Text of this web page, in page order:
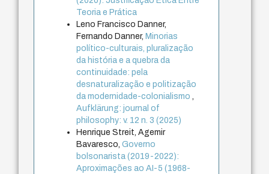
Teoria e Prática
Leno Francisco Danner,
Fernando Danner, Minorias
político-culturais, pluralização
da história e a quebra da
continuidade: pela
desnaturalização e politização
da modernidade-colonialismo,
Aufklärung: journal of
philosophy: v. 12 n. 3 (2025)
Henrique Streit, Agemir
Bavaresco,Governo
bolsonarista (2019-2022):
Aproximações ao AI-5 (1968-